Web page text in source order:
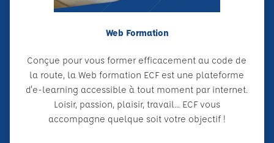
Web Formation
Conçue pour vous former efficacement au code de
la route, la Web formation ECF est une plateforme
d'e-learning accessible à tout moment par internet.
Loisir, passion, plaisir, travail... ECF vous
accompagne quelque soit votre objectif !